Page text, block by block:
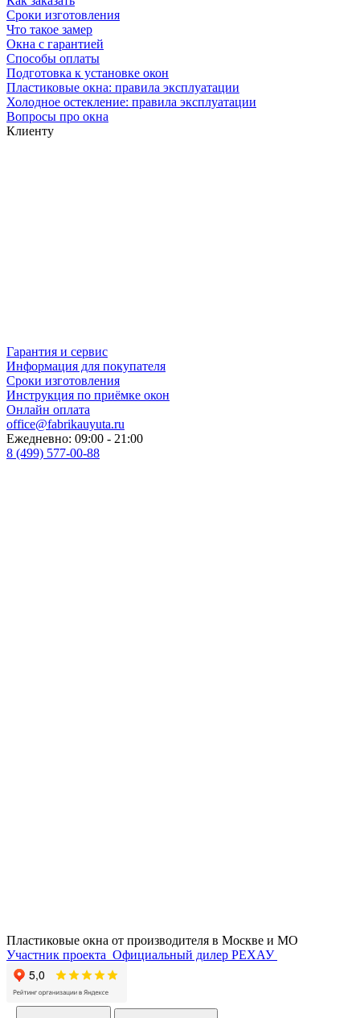
Сроки изготовления
Что такое замер
Окна с гарантией
Способы оплаты
Подготовка к установке окон
Пластиковые окна: правила эксплуатации
Холодное остекление: правила эксплуатации
Вопросы про окна
Клиенту
Гарантия и сервис
Информация для покупателя
Сроки изготовления
Инструкция по приёмке окон
Онлайн оплата
office@fabrikauyuta.ru
Ежедневно: 09:00 - 21:00
8 (499) 577-00-88
Пластиковые окна от производителя в Москве и МО
Участник проекта Официальный дилер РЕХАУ